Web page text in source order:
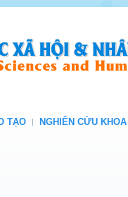
TẠO
NGHIÊN CỨU